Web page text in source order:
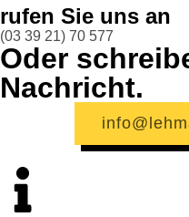
rufen Sie uns an
(03 39 21) 70 577
Oder
Nachricht.